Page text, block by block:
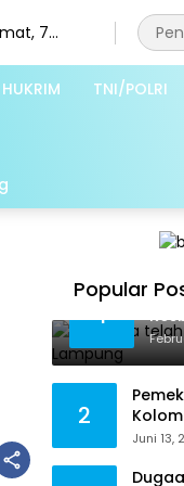
7
HUKRIM TNI/POLRI
Popular
1
2
Juni 13,